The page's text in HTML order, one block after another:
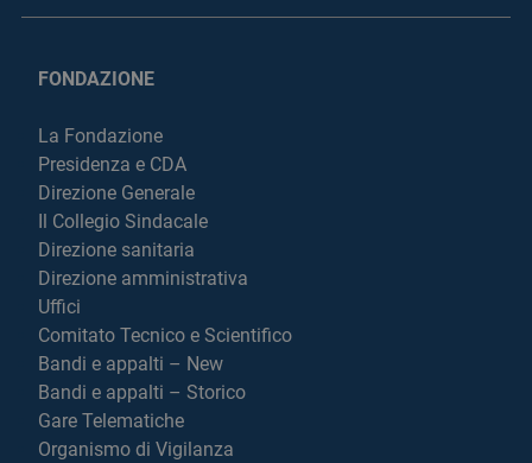
FONDAZIONE
La Fondazione
Presidenza e CDA
Direzione Generale
Il Collegio Sindacale
Direzione sanitaria
Direzione amministrativa
Uffici
Comitato Tecnico e Scientifico
Bandi e appalti – New
Bandi e appalti – Storico
Gare Telematiche
Organismo di Vigilanza